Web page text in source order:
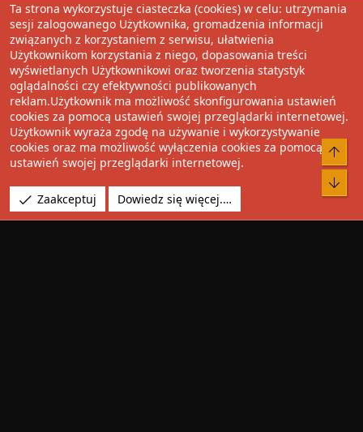
Wolnościowe cytaty
Udostępnij
Facebook
TwitterRedditPinterest
TumblrWhatsApp
Umieść Link
Community platform by XenForo® © 2010-2022 XenForo Ltd.
Pixel Exit
Tłumaczenie wykonane przezXboxForum.pl
Media embeds
via s9e/MediaSites
Ta strona wykorzystuje ciasteczka (cookies) w celu: utrzymania
sesji zalogowanego Użytkownika, gromadzenia informacji
związanych z korzystaniem z serwisu, ułatwienia
Użytkownikom korzystania z niego, dopasowania treści
wyświetlanych Użytkownikowi oraz tworzenia statystyk
oglądalności czy efektywności publikowanych
reklam.Użytkownik ma możliwość skonfigurowania ustawień
cookies za pomocą ustawień swojej przeglądarki internetowej.
Użytkownik wyraża zgodę na używanie i wykorzystywanie
cookies oraz ma możliwość wyłączenia cookies za pomocą
ustawień swojej przeglądarki internetowej.
Zaakceptuj Dowiedz się więcej.…
Do